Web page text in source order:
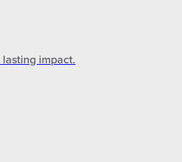
lasting impact.